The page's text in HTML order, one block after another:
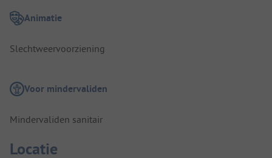
Animatie
Slechtweervoorziening
Voor mindervaliden
Mindervaliden sanitair
Locatie